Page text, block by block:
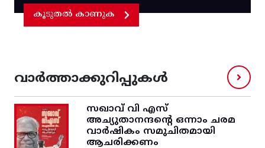
കൂടുതൽ കാണുക
വാർത്താക്കുറിപ്പുകൾ
സഖാവ് വി എസ്‌
അച്യുതാനന്ദന്റെ ഒന്നാം ചരമ
വാര്‍ഷികം സമുചിതമായി
ആചരിക്കണം